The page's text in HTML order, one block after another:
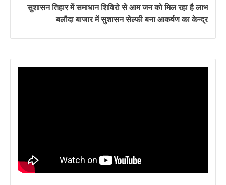
सुशासन तिहार में समाधान शिविरो से आम जन को मिल रहा है लाभ
बलौदा बाजार में सुशासन सेल्फी बना आकर्षण का केन्द्र